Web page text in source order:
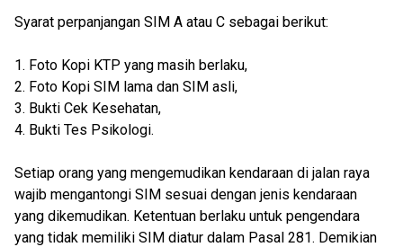
Syarat perpanjangan SIM A atau C sebagai berikut:
1. Foto Kopi KTP yang masih berlaku,
2. Foto Kopi SIM lama dan SIM asli,
3. Bukti Cek Kesehatan,
4. Bukti Tes Psikologi.
Setiap orang yang mengemudikan kendaraan di jalan raya
wajib mengantongi SIM sesuai dengan jenis kendaraan
yang dikemudikan. Ketentuan berlaku untuk pengendara
yang tidak memiliki SIM diatur dalam Pasal 281. Demikian